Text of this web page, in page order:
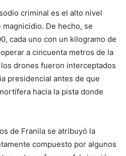
criminal es el alto nivel
De hecho, se
cada uno con un kilogramo de
a cincuenta metros de la
drones fueron interceptados
presidencial antes de que
hacia la pista donde
de Franila se atribuyó la
compuesto por algunos